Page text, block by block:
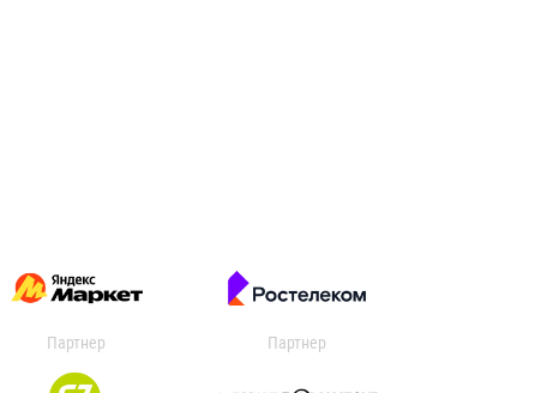
Партнер Партнер